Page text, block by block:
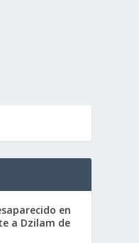
en
a Dzilam de